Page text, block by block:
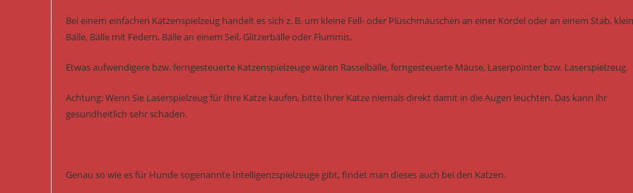
Bei einem einfachen Katzenspielzeug handelt es sich z. B. um kleine Fell- oder Plüschmäuschen an einer Kordel oder an einem Stab,
Bälle, Bälle mit Federn, Bälle an einem Seil, Glitzerbälle oder Flummis.
Etwas aufwendigere bzw. ferngesteuerte Katzenspielzeuge wären Rasselbälle, ferngesteuerte Mäuse, Laserpointer bzw. Laserspielzeug.
Achtung: Wenn Sie Laserspielzeug für Ihre Katze kaufen, bitte Ihrer Katze niemals direkt damit in die Augen leuchten. Das kann ihr
gesundheitlich sehr schaden.
Genau so wie es für Hunde sogenannte Intelligenzspielzeuge gibt, findet man dieses auch bei den Katzen.